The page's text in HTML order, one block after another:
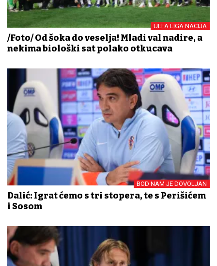
UEFA LIGA NACIJA
/Foto/ Od šoka do veselja! Mladi val nadire, a
nekima biološki sat polako otkucava
BOD NAM JE DOVOLJAN
Dalić: Igrat ćemo s tri stopera, te s Perišićem
i Sosom